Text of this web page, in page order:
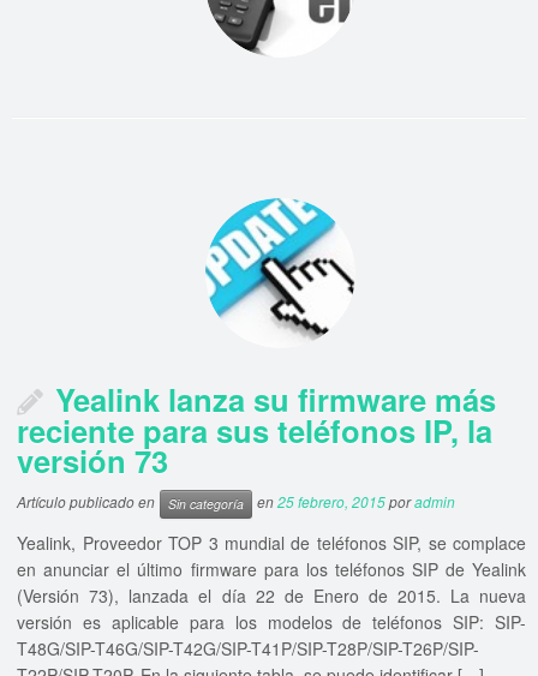
Yealink lanza su firmware más
reciente para sus teléfonos IP, la
versión 73
Artículo publicado en Sin categoría en25 febrero, 2015poradmin
Yealink, Proveedor TOP 3 mundial de teléfonos SIP, se complace
en anunciar el último firmware para los teléfonos SIP de Yealink
(Versión 73), lanzada el día 22 de Enero de 2015. La nueva
versión es aplicable para los modelos de teléfonos SIP: SIP-
T48G/SIP-T46G/SIP-T42G/SIP-T41P/SIP-T28P/SIP-T26P/SIP-